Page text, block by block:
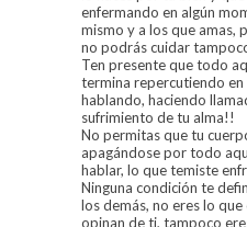
enfermando en algún
mismo y a los que amas,
no podrás cuidar
Ten presente que todo
termina repercutiendo
hablando, haciendo
sufrimiento de tu alma!!
No permitas que tu
apagándose por todo
hablar, lo que temiste
Ninguna condición te
los demás, no eres lo
opinan de ti, tampoco